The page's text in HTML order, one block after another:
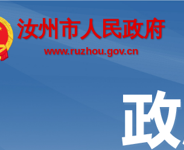
汝州市人民政府
www.ruzhou.gov.cn